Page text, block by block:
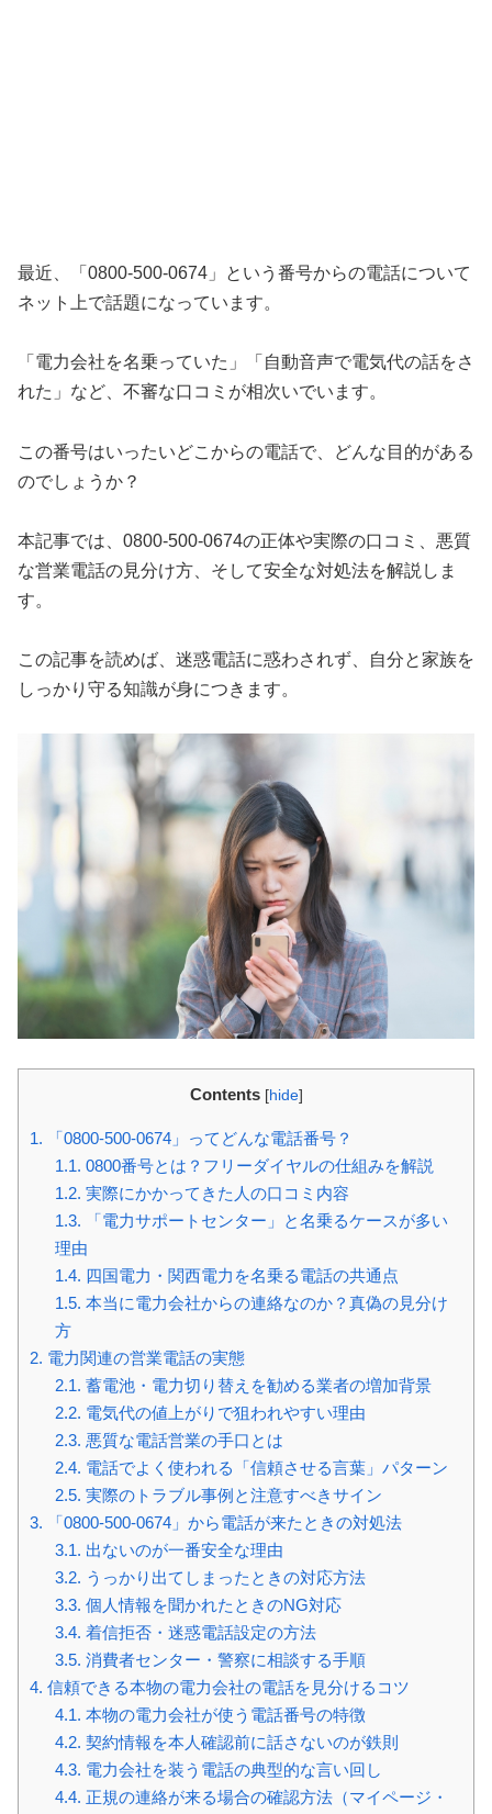
最近、「0800-500-0674」という番号からの電話について
ネット上で話題になっています。
「電力会社を名乗っていた」「自動音声で電気代の話をさ
れた」など、不審な口コミが相次いでいます。
この番号はいったいどこからの電話で、どんな目的がある
のでしょうか？
本記事では、0800-500-0674の正体や実際の口コミ、悪質
な営業電話の見分け方、そして安全な対処法を解説しま
す。
この記事を読めば、迷惑電話に惑わされず、自分と家族を
しっかり守る知識が身につきます。
Contents [hide]
1. 「0800-500-0674」ってどんな電話番号？
1.1. 0800番号とは？フリーダイヤルの仕組みを解説
1.2. 実際にかかってきた人の口コミ内容
1.3. 「電力サポートセンター」と名乗るケースが多い
理由
1.4. 四国電力・関西電力を名乗る電話の共通点
1.5. 本当に電力会社からの連絡なのか？真偽の見分け
方
2. 電力関連の営業電話の実態
2.1. 蓄電池・電力切り替えを勧める業者の増加背景
2.2. 電気代の値上がりで狙われやすい理由
2.3. 悪質な電話営業の手口とは
2.4. 電話でよく使われる「信頼させる言葉」パターン
2.5. 実際のトラブル事例と注意すべきサイン
3. 「0800-500-0674」から電話が来たときの対処法
3.1. 出ないのが一番安全な理由
3.2. うっかり出てしまったときの対応方法
3.3. 個人情報を聞かれたときのNG対応
3.4. 着信拒否・迷惑電話設定の方法
3.5. 消費者センター・警察に相談する手順
4. 信頼できる本物の電力会社の電話を見分けるコツ
4.1. 本物の電力会社が使う電話番号の特徴
4.2. 契約情報を本人確認前に話さないのが鉄則
4.3. 電力会社を装う電話の典型的な言い回し
4.4. 正規の連絡が来る場合の確認方法（マイページ・